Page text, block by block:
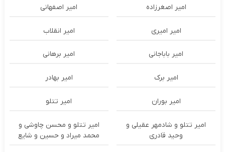
امیر اصغرزاده امیر اصفهانی
امیر امیری امیر انقلاب
امیر باباجانی امیر برهانی
امیر برک امیر بهادر
امیر بوران امیر تتلو
امیر تتلو و شادمهر عقیلی و
وحید قادری
امیر تتلو و محسن چاوشی و
محمد میراد و حسین و شایع